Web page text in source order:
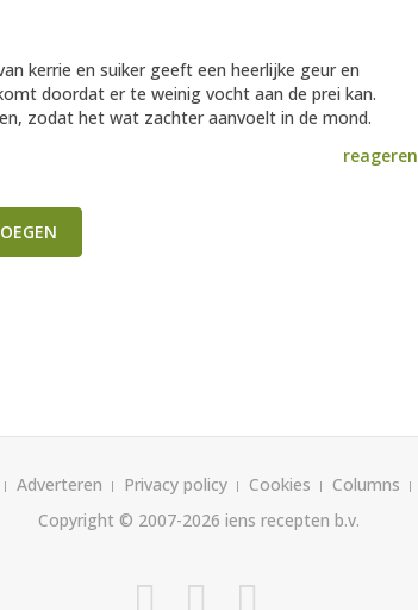
kerrie en suiker geeft een heerlijke geur en
doordat er te weinig vocht aan de prei kan.
zodat het wat zachter aanvoelt in de mond.
reageren
Adverteren Privacy policy Cookies Columns
Copyright © 2007-2026 iens recepten b.v.